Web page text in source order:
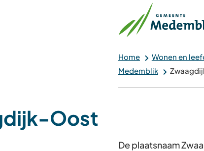
Home Wonen en
Medemblik
Oost
De plaatsnaam